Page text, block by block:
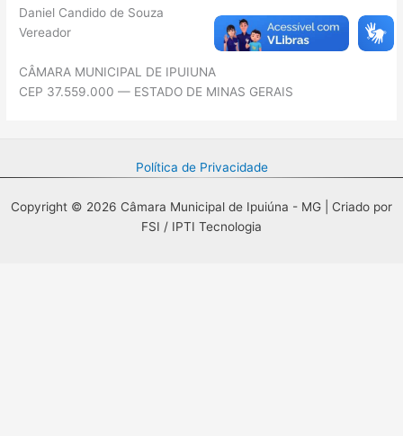
Daniel Candido de Souza
Vereador
CÂMARA MUNICIPAL DE IPUIUNA
CEP 37.559.000 — ESTADO DE MINAS GERAIS
Política de Privacidade
Copyright © 2026 Câmara Municipal de Ipuiúna - MG | Criado por
FSI / IPTI Tecnologia